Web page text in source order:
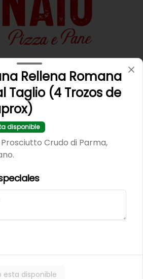
Rellena Romana
Taglio (4 Trozos de
disponible
Crudo di Parma,
esta disponible